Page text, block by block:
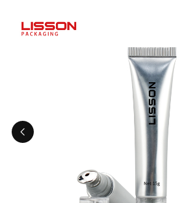
日本語
한국의
Tiếng việt